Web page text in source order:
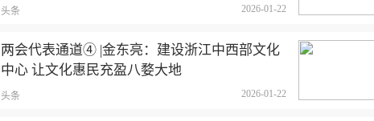
头条 2026-01-22
两会代表通道④ |金东亮：建设浙江中西部文化
中心 让文化惠民充盈八婺大地
头条 2026-01-22